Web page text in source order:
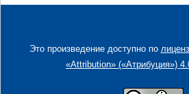
Это произведение доступно по
«Attribution» («Атрибуция»)